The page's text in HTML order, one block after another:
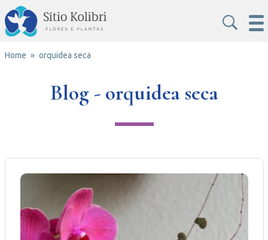
Home orquidea seca
Blog - orquidea seca